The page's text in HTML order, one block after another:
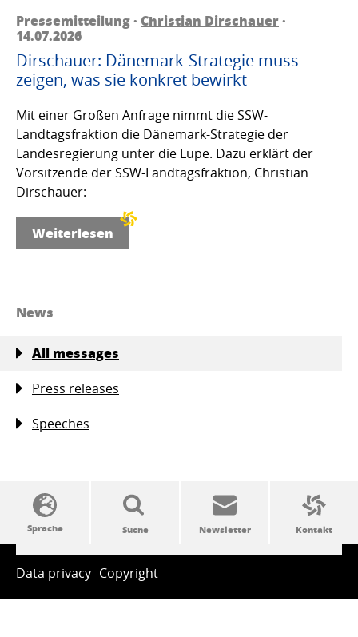
Pressemitteilung · Christian Dirschauer·
14.07.2026
Dirschauer: Dänemark-Strategie muss
zeigen, was sie konkret bewirkt
Mit einer Großen Anfrage nimmt die SSW-
Landtagsfraktion die Dänemark-Strategie der
Landesregierung unter die Lupe. Dazu erklärt der
Vorsitzende der SSW-Landtagsfraktion, Christian
Dirschauer:
Weiterlesen
News
All messages
Press releases
Speeches
SSW-Politik von A bis Z
Data privacy Copyright